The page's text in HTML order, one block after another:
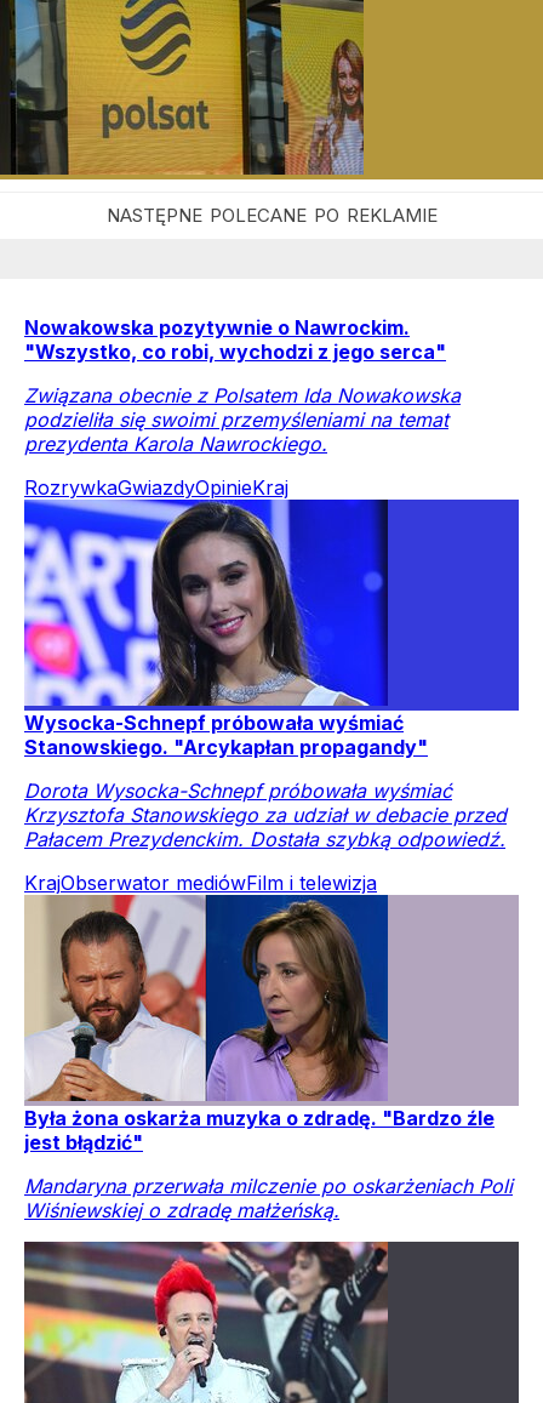
Nowakowska pozytywnie o Nawrockim.
"Wszystko, co robi, wychodzi z jego serca"
Związana obecnie z Polsatem Ida Nowakowska
podzieliła się swoimi przemyśleniami na temat
prezydenta Karola Nawrockiego.
RozrywkaGwiazdyOpinieKraj
Wysocka-Schnepf próbowała wyśmiać
Stanowskiego. "Arcykapłan propagandy"
Dorota Wysocka-Schnepf próbowała wyśmiać
Krzysztofa Stanowskiego za udział w debacie przed
Pałacem Prezydenckim. Dostała szybką odpowiedź.
KrajObserwator mediówFilm i telewizja
Była żona oskarża muzyka o zdradę. "Bardzo źle
jest błądzić"
Mandaryna przerwała milczenie po oskarżeniach Poli
Wiśniewskiej o zdradę małżeńską.